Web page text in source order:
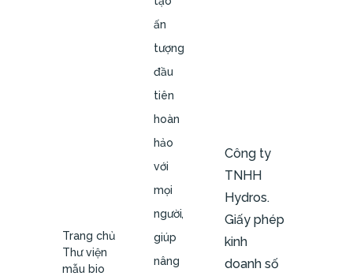
Trang chủ
Thư viện
mẫu bio
ấn
tượng
đầu
tiên
hoàn
hảo
với
mọi
người,
giúp
nâng
Công ty
TNHH
Hydros.
Giấy phép
kinh
doanh số